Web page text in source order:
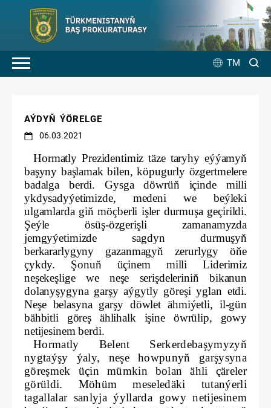
TM
AÝDYŇ ÝÖRELGE
06.03.2021
Hormatly Prezidentimiz täze taryhy eýýamyň
başyny başlamak bilen, köpugurly özgertmelere
badalga berdi. Gysga döwrüň içinde milli
ykdysadyýetimizde, medeni we beýleki
ulgamlarda giň möçberli işler durmuşa geçirildi.
Şeýle ösüş-özgerişli zamanamyzda
jemgyýetimizde sagdyn durmuşyň
berkararlygyny gazanmagyň zerurlygy öňe
çykdy. Şonuň üçinem milli Liderimiz
neşekeşlige we neşe serişdeleriniň bikanun
dolanyşygyna garşy aýgytly göreşi yglan etdi.
Neşe belasyna garşy döwlet ähmiýetli, il-gün
bähbitli göreş ählihalk işine öwrülip, gowy
netijesinem berdi.
Hormatly Belent Serkerdebaşymyzyň
nygtaýşy ýaly, neşe howpunyň garşysyna
göreşmek üçin mümkin bolan ähli çäreler
görüldi. Möhüm meseledäki tutanýerli
tagallalar sanlyja ýyllarda gowy netijesinem